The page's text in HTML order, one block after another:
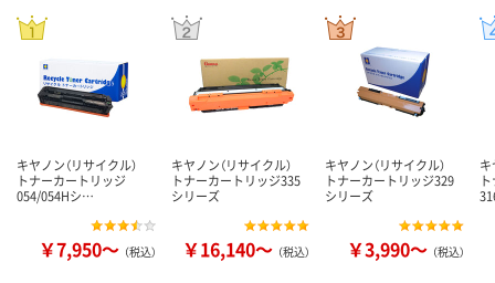
キヤノン（リサイクル）
トナーカートリッジ
054/054Hシ…
￥7,950～ （税込）
キヤノン（リサイクル）
トナーカートリッジ335
シリーズ
￥16,140～ （税込）
キヤノン（リサイクル）
トナーカートリッジ329
シリーズ
￥3,990～ （税込）